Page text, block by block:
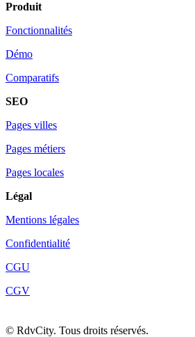
Produit
Fonctionnalités
Démo
Comparatifs
SEO
Pages villes
Pages métiers
Pages locales
Légal
Mentions légales
Confidentialité
CGU
CGV
© RdvCity. Tous droits réservés.